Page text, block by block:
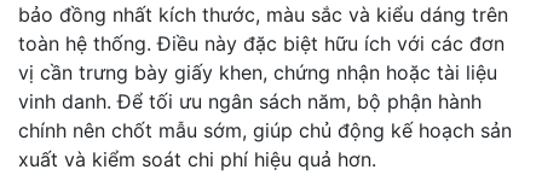
bảo đồng nhất kích thước, màu sắc và kiểu dáng trên
toàn hệ thống. Điều này đặc biệt hữu ích với các đơn
vị cần trưng bày giấy khen, chứng nhận hoặc tài liệu
vinh danh. Để tối ưu ngân sách năm, bộ phận hành
chính nên chốt mẫu sớm, giúp chủ động kế hoạch sản
xuất và kiểm soát chi phí hiệu quả hơn.